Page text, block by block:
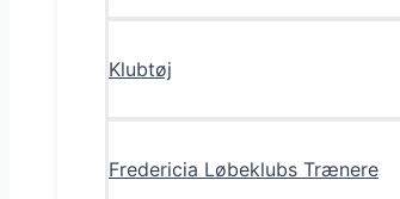
Klubtøj
Fredericia Løbeklubs Trænere